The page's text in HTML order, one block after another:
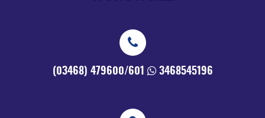
(03468) 479600/601 3468545196